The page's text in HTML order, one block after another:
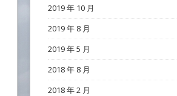
2019 年 10 月
2019 年 8 月
2019 年 5 月
2018 年 8 月
2018 年 2 月